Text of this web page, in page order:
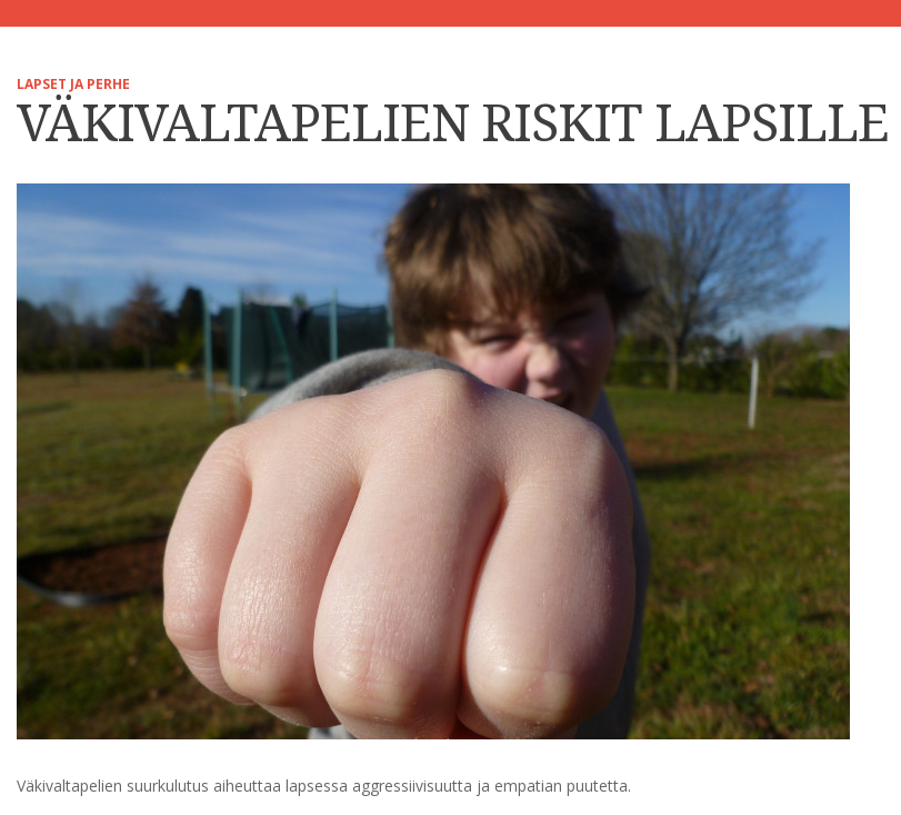
LAPSET JA PERHE
VÄKIVALTAPELIEN RISKIT LAPSILLE
Väkivaltapelien suurkulutus aiheuttaa lapsessa aggressiivisuutta ja empatian puutetta.